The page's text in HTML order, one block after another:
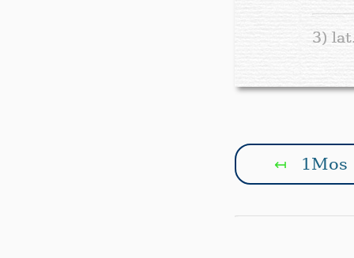
3)
↤ 1Mos